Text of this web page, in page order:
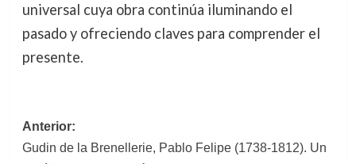
universal cuya obra continúa iluminando el
pasado y ofreciendo claves para comprender el
presente.
Navegación
de
Anterior:
Gudin de la Brenellerie, Pablo Felipe (1738-1812). Un